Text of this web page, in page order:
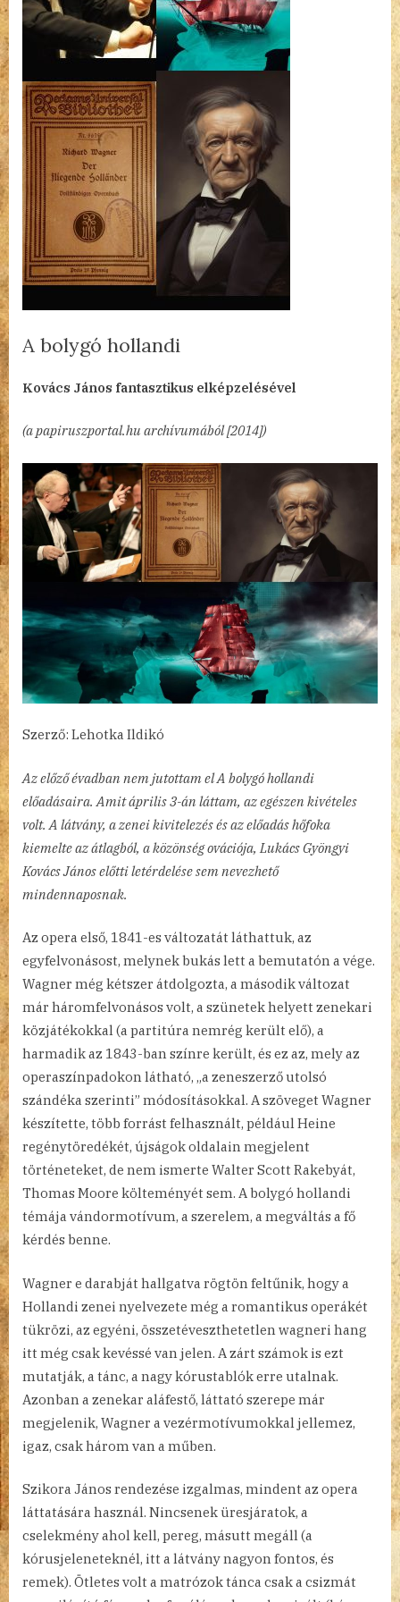
A bolygó hollandi
on
A
hollandi
Kovács János fantasztikus elképzelésével
(a papiruszportal.hu archívumából [2014])
Szerző: Lehotka Ildikó
Az előző évadban nem jutottam el A bolygó hollandi
előadásaira. Amit április 3-án láttam, az egészen kivételes
volt. A látvány, a zenei kivitelezés és az előadás hőfoka
kiemelte az átlagból, a közönség ovációja, Lukács Gyöngyi
Kovács János előtti letérdelése sem nevezhető
mindennaposnak.
Az opera első, 1841-es változatát láthattuk, az
egyfelvonásost, melynek bukás lett a bemutatón a vége.
Wagner még kétszer átdolgozta, a második változat
már háromfelvonásos volt, a szünetek helyett zenekari
közjátékokkal (a partitúra nemrég került elő), a
harmadik az 1843-ban színre került, és ez az, mely az
operaszínpadokon látható, „a zeneszerző utolsó
szándéka szerinti” módosításokkal. A szöveget Wagner
készítette, több forrást felhasznált, például Heine
regénytöredékét, újságok oldalain megjelent
történeteket, de nem ismerte Walter Scott Rakebyát,
Thomas Moore költeményét sem. A bolygó hollandi
témája vándormotívum, a szerelem, a megváltás a fő
kérdés benne.
Wagner e darabját hallgatva rögtön feltűnik, hogy a
Hollandi zenei nyelvezete még a romantikus operákét
tükrözi, az egyéni, összetéveszthetetlen wagneri hang
itt még csak kevéssé van jelen. A zárt számok is ezt
mutatják, a tánc, a nagy kórustablók erre utalnak.
Azonban a zenekar aláfestő, láttató szerepe már
megjelenik, Wagner a vezérmotívumokkal jellemez,
igaz, csak három van a műben.
Szikora János rendezése izgalmas, mindent az opera
láttatására használ. Nincsenek üresjáratok, a
cselekmény ahol kell, pereg, másutt megáll (a
kórusjeleneteknél, itt a látvány nagyon fontos, és
remek). Ötletes volt a matrózok tánca csak a csizmát